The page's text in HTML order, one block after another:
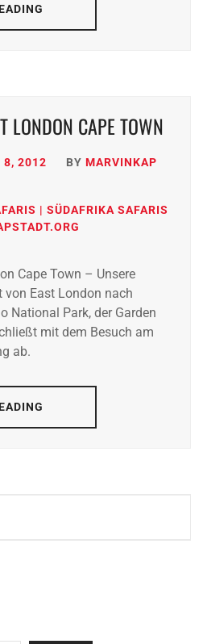
LONDON CAPE TOWN
8, 2012 BY MARVINKAP
| SÜDAFRIKA SAFARIS
Cape Town – Unsere
East London nach
National Park, der Garden
mit dem Besuch am
ab.